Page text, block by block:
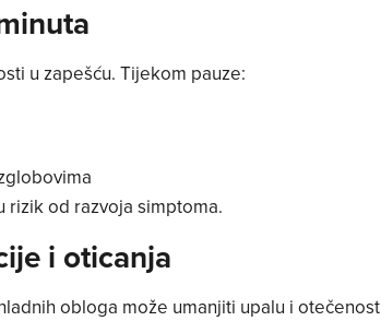
u zapešću. Tijekom pauze:
rizik od razvoja simptoma.
i oticanja
obloga može umanjiti upalu i otečenost